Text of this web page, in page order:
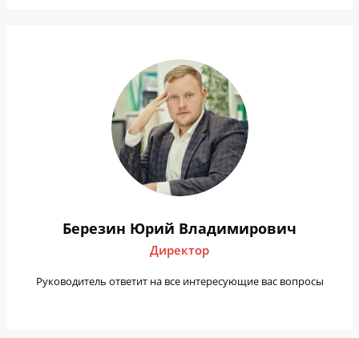
Березин Юрий Владимирович
Директор
Руководитель ответит на все интересующие вас вопросы